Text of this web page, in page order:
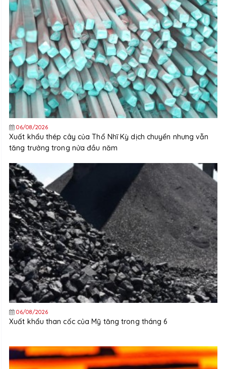
06/08/2026
Xuất khẩu thép cây của Thổ Nhĩ Kỳ dịch chuyển nhưng vẫn
tăng trưởng trong nửa đầu năm
06/08/2026
Xuất khẩu than cốc của Mỹ tăng trong tháng 6